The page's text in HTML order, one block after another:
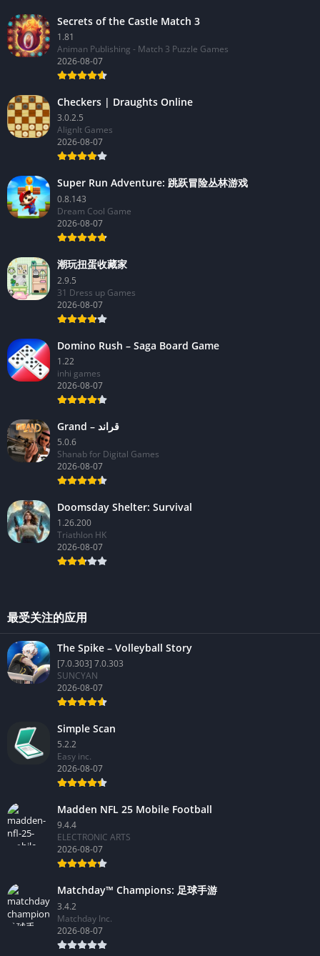
Secrets of the Castle Match 3
1.81
Animan Publishing - Match 3 Puzzle Games
2026-08-07
Checkers | Draughts Online
3.0.2.5
AlignIt Games
2026-08-07
Super Run Adventure: 跳跃冒险丛林游戏
0.8.143
Dream Cool Game
2026-08-07
潮玩扭蛋收藏家
2.9.5
31 Dress up Games
2026-08-07
Domino Rush – Saga Board Game
1.22
inhi games
2026-08-07
Grand – قراند
5.0.6
Shanab for Digital Games
2026-08-07
Doomsday Shelter: Survival
1.26.200
Triathlon HK
2026-08-07
最受关注的应用
The Spike – Volleyball Story
[7.0.303] 7.0.303
SUNCYAN
2026-08-07
Simple Scan
5.2.2
Easy inc.
2026-08-07
Madden NFL 25 Mobile Football
9.4.4
ELECTRONIC ARTS
2026-08-07
Matchday™ Champions: 足球手游
3.4.2
Matchday Inc.
2026-08-07